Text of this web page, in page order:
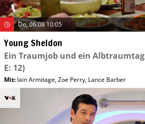
Do, 06.08 10:05
Young Sheldon
Ein Traumjob und ein Albtraumtag
E: 12)
Mit: Iain Armitage,Zoe Perry, Lance Barber